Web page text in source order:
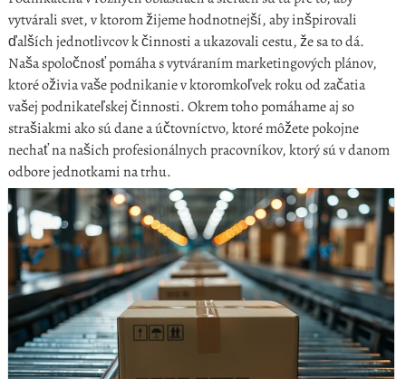
vytvárali svet, v ktorom žijeme hodnotnejší, aby inšpirovali
ďalších jednotlivcov k činnosti a ukazovali cestu, že sa to dá.
Naša spoločnosť pomáha s vytváraním marketingových plánov,
ktoré oživia vaše podnikanie v ktoromkoľvek roku od začatia
vašej podnikateľskej činnosti. Okrem toho pomáhame aj so
strašiakmi ako sú dane a účtovníctvo, ktoré môžete pokojne
nechať na našich profesionálnych pracovníkov, ktorý sú v danom
odbore jednotkami na trhu.